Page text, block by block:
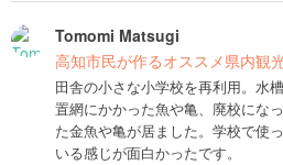
Tomomi Matsugi
高知市民が作るオススメ県内観
田舎の小さな小学校を再利用。水
置網にかかった魚や亀、廃校にな
た金魚や亀が居ました。学校で使
いる感じが面白かったです。